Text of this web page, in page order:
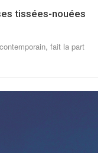
tissées-nouées
fait la part